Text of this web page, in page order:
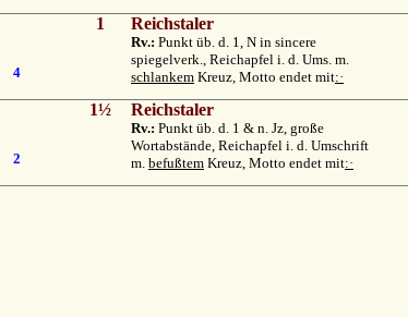
4
1 Reichstaler
Rv.: Punkt üb. d. 1, N in sincere
spiegelverk., Reichapfel i. d. Ums. m.
schlankem Kreuz, Motto endet mit:·
2
1½ Reichstaler
Rv.: Punkt üb. d. 1 & n. Jz, große
Wortabstände, Reichapfel i. d. Umschrift
m. befußtem Kreuz, Motto endet mit:·